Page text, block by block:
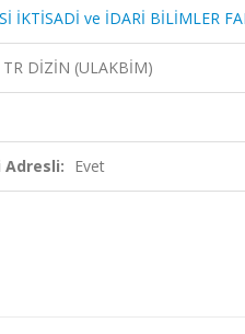
İKTİSADİ ve İDARİ BİLİMLER
TR DİZİN (ULAKBİM)
Evet